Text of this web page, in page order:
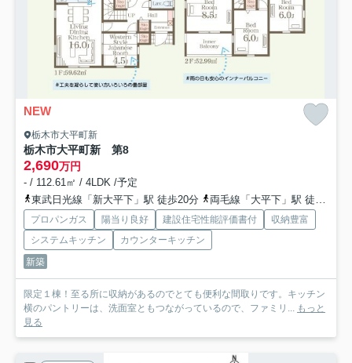
NEW
栃木市大平町新
栃木市大平町新 第8
2,690万円
- / 112.61㎡ / 4LDK /予定
東武日光線「新大平下」駅 徒歩20分
両毛線「大平下」駅 徒歩32分
プロパンガス 陽当り良好 建設住宅性能評価書付
収納豊富
システムキッチン
カウンターキッチン
新築
限定１棟！至る所に収納があるのでとても便利な間取りです。キッチン
横のパントリーは、洗面室ともつながっているので、ファミリ... もっと
見る